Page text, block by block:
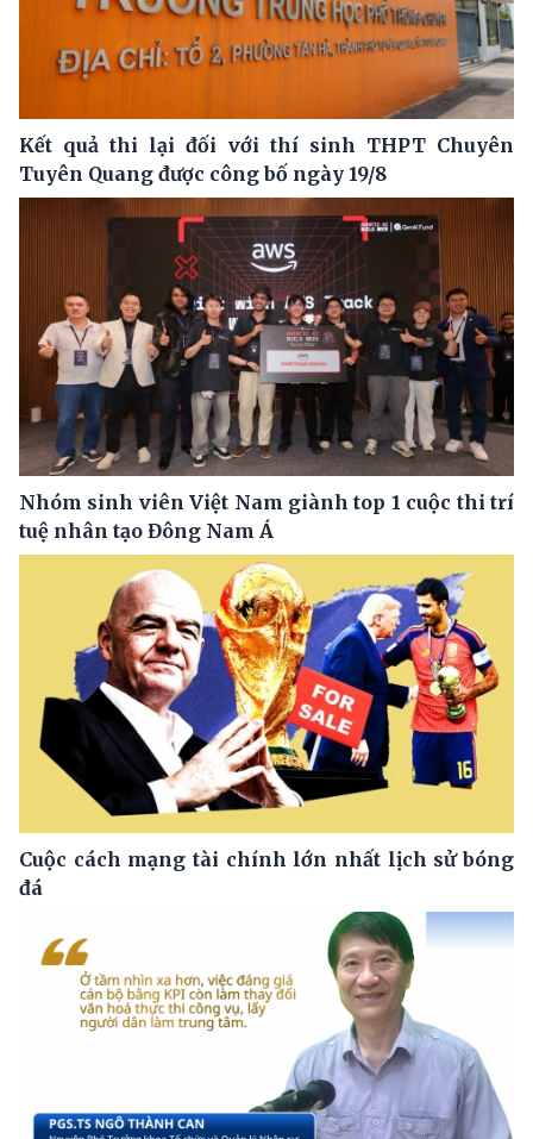
Kết quả thi lại đối với thí sinh THPT Chuyên
Tuyên Quang được công bố ngày 19/8
Nhóm sinh viên Việt Nam giành top 1 cuộc thi trí
tuệ nhân tạo Đông Nam Á
Cuộc cách mạng tài chính lớn nhất lịch sử bóng
đá